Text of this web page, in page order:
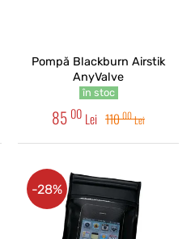
Pompă Blackburn Airstik
AnyValve
în stoc
85 00 Lei 11000Lei
-28%